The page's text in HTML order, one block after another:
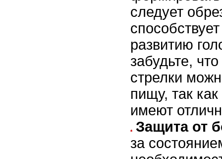
следует
развитию
забудьте,
стрелки
пищу, так
имеют
Защита от
за